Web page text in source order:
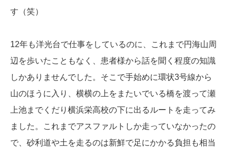
す（笑）
12年も洋光台で仕事をしているのに、これまで円海山周
辺を歩いたこともなく、患者様から話を聞く程度の知識
しかありませんでした。そこで手始めに環状3号線から
山のほうに入り、横横の上をまたいでいる橋を渡って瀬
上池までくだり横浜栄高校の下に出るルートを走ってみ
ました。これまでアスファルトしか走っていなかったの
で、砂利道や土を走るのは新鮮で足にかかる負担も相当